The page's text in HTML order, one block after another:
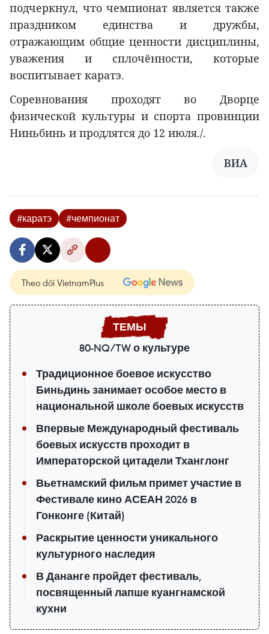
подчеркнул, что чемпионат является также
праздником единства и дружбы,
отражающим общие ценности дисциплины,
уважения и сплочённости, которые
воспитывает каратэ.
Соревнования проходят во Дворце
физической культуры и спорта провинции
Ниньбинь и продлятся до 12 июля./.
ВИA
#каратэ #чемпионат
Theo dõi VietnamPlus
80-NQ/TW о культуре
Традиционное боевое искусство
Биньдинь занимает особое место в
национальной школе боевых искусств
Впервые Международный фестиваль
боевых искусств проходит в
Императорской цитадели Тханглонг
Вьетнамский фильм примет участие в
Фестивале кино АСЕАН 2026 в
Гонконге (Китай)
Раскрытие ценности уникального
культурного наследия
В Дананге пройдет фестиваль,
посвященный лапше куангнамской
кухни